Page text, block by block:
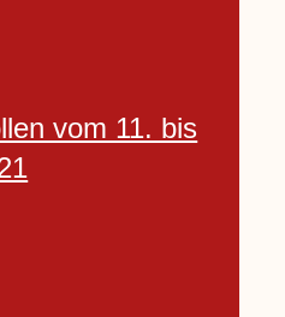
vom 11. bis